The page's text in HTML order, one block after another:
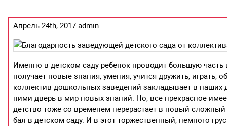
Апрель 24th, 2017 admin
Именно в детском саду ребенок проводит большую
получает новые знания, умения, учится дружить,
коллектив дошкольных заведений закладывает в
ними дверь в мир новых знаний. Но, все прекрасное
детство тоже со временем перерастает в новый
бал в детском саду. И в этот торжественный, немного